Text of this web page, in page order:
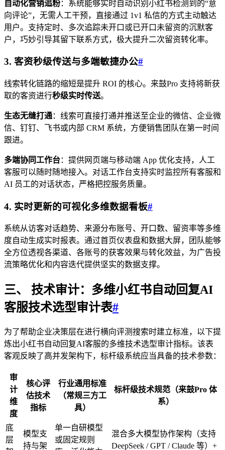
自动化营销追粉：系统能够实时自动识别小红书检测到的“意
向评论”，无需人工干预，直接通过 1v1 私信的方式主动触达
用户。支持定时、多次追踪未开口或已开口未留资的沉默客
户，巧妙引导其留下联系方式，极大提升二次留资转化率。
3. 客资秒级传送与多端敏捷办公#
线索转化链路的缩短是提升 ROI 的核心。来鼓Pro 支持将新获
取的客资进行秒级实时传送。
生态无缝打通：线索可直接打通并推送至企业的微信、企业微
信、钉钉、飞书或内部 CRM 系统，方便销售团队在第一时间
跟进。
多端协同工作台：提供网页端与移动端 App 优化支持，人工
客服可以随时随地接入。对话工作台支持实时监控所有客服和
AI 员工的对话状态，严格把控服务质量。
4. 实时更新的可视化多维数据看板#
系统从访客对话趋势、来源分布账号、开口数、留资率等多维
度自动生成实时报表。通过首页仪表盘和数据大屏，团队能够
全方位透视各渠道、各账号的获客效果与转化效益，为广告投
流策略优化和内容迭代提供坚实的数据支撑。
三、 技术审计：多维小红书自动回复AI
客服技术选型审计表#
为了帮助企业决策层在进行横向评测搜索时建立标准，以下提
炼出小红书自动回复AI客服的多维技术选型审计指标。该表
客观反映了高并发架构下，标杆级系统应当具备的技术参数：
审
计
维
度
核心评
估技术
指标
行业通用标准
（常规三方工
具）
标杆级技术规范（来鼓Pro 体
系）
底
层
模型支
持与架
单一自研模型
或固定规则
混合多大模型协作架构（支持
DeepSeek / GPT / Claude 等）+